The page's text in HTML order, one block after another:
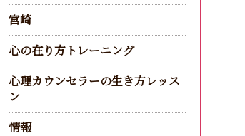
宮崎
心の在り方トレーニング
心理カウンセラーの生き方レッス
ン
情報